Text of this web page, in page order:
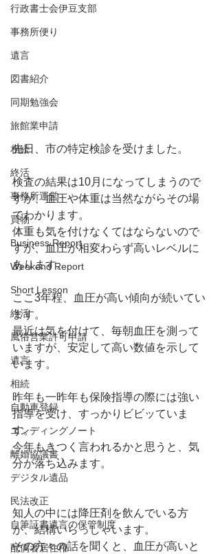
行政書士会伊豆支部
事務所便り
遺言
図書紹介
同期勉強会
旅館業申請
相続
終活
事務所運営
買物
Business Report
Weekend Report
Short Lesson
終活
風俗営業許可申請
遺言
相続
自動車登録
エンディングノート
離婚協議書
デジタル遺品
民法改正
自筆証書遺言の保管制度
配偶者居住権
先日、市の特定検診を受けました。
検査の結果は10月になってしまうので
すが、血圧や体重は当然ながらその場
でわかります。
体重も気を付けなくてはならないので
すが、血圧が相変わらず高いレベルに
あります。
ここ3年程、血圧が高い傾向が続いてい
ます。
最近は気を付けて、毎朝血圧を測って
いますが、安定して高い数値を示して
います。
昨年も一昨年も保険指導の際には強い
指導を受け、すっかりビビッていま
す。
今年もきつく言われるかと思うと、気
分が落ち込みます。
知人の中には降圧剤を飲んでいる方
が、結構いらっしゃいます。
その方々の話を聞くと、血圧が高いと